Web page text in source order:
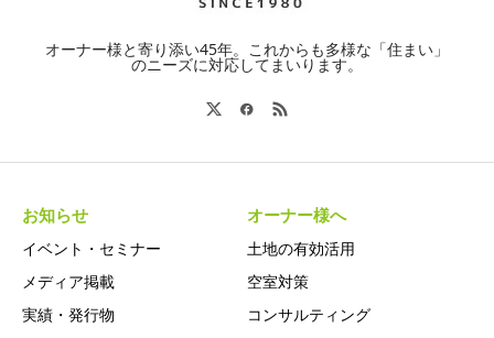
オーナー様と寄り添い45年。これからも多様な「住まい」
のニーズに対応してまいります。
お知らせ
イベント・セミナー
メディア掲載
実績・発行物
オーナー様へ
土地の有効活用
空室対策
コンサルティング